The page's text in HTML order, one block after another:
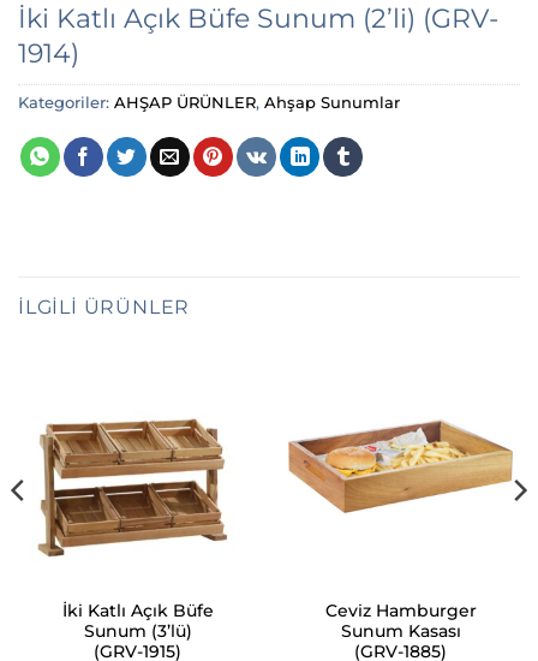
İki Katlı Açık Büfe Sunum (2’li) (GRV-
1914)
Kategoriler: AHŞAP ÜRÜNLER, Ahşap Sunumlar
İLGILI ÜRÜNLER
İki Katlı Açık Büfe
Sunum (3’lü)
(GRV-1915)
Ceviz Hamburger
Sunum Kasası
(GRV-1885)